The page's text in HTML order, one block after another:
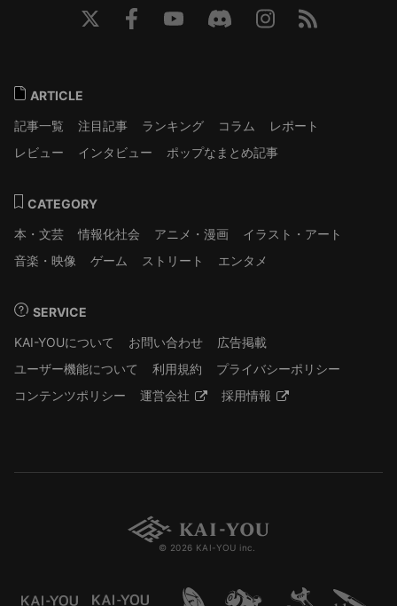
ARTICLE
記事一覧
注目記事 ランキング コラム
レポート
レビュー
インタビュー ポップなまとめ記事
CATEGORY
本・文芸
情報化社会 アニメ・漫画
イラスト・アート
音楽・映像
ゲーム ストリート エンタメ
SERVICE
KAI-YOUについて
お問い合わせ
広告掲載
ユーザー機能について
利用規約
プライバシーポリシー
コンテンツポリシー
運営会社 採用情報
© 2026 KAI-YOU inc.